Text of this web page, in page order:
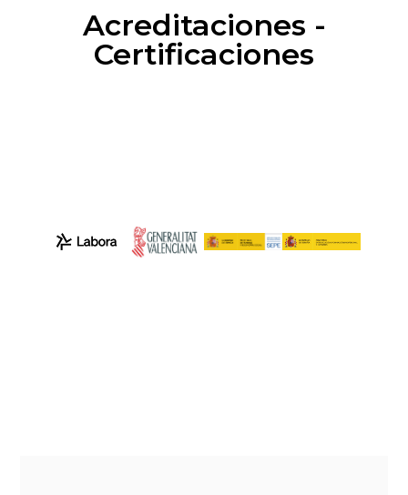
Acreditaciones -
Certificaciones